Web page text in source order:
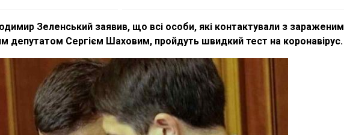
Зеленський заявив, що всі особи, які контактували з зараженим
депутатом Сергієм Шаховим, пройдуть швидкий тест на коронавірус.